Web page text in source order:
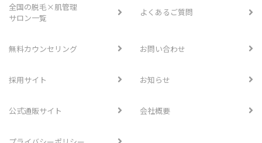
全国の脱毛×肌管理
サロン一覧
よくあるご質問
無料カウンセリング お問い合わせ
採用サイト お知らせ
公式通販サイト 会社概要